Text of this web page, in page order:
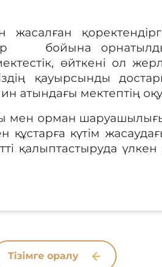
жасалған
бойына
өйткені ол
қауырсынды
атындағы мектептің
орман шаруашылығы
құстарға күтім
қалыптастыруда үлкен
Тізімге оралу